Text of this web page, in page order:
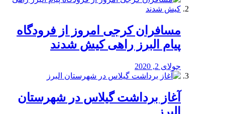
مسافران کرجی امروز از فرودگاه
پیام البرز راهی کیش شدند
جولای 2, 2020
آغاز برداشت گیلاس در شهرستان
البرز